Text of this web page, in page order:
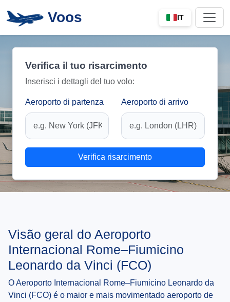
Voos IT
Verifica il tuo risarcimento
Inserisci i dettagli del tuo volo:
Aeroporto di partenza Aeroporto di arrivo
Verifica risarcimento
Visão geral do Aeroporto
Internacional Rome–Fiumicino
Leonardo da Vinci (FCO)
O Aeroporto Internacional Rome–Fiumicino Leonardo da
Vinci (FCO) é o maior e mais movimentado aeroporto de